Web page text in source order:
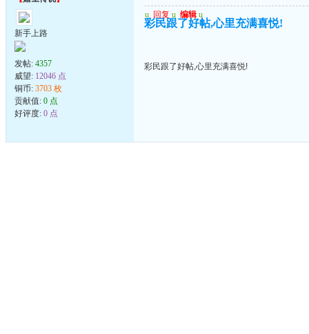
新手上路
发帖: 4357
威望: 12046 点
铜币: 3703 枚
贡献值: 0 点
好评度: 0 点
u 回复 u 编辑 u
彩民跟了好帖,心里充满喜悦!
彩民跟了好帖,心里充满喜悦!